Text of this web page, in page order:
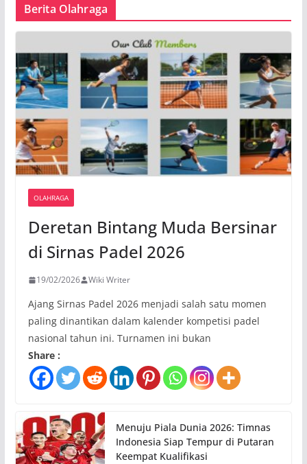
Berita Olahraga
OLAHRAGA
Deretan Bintang Muda Bersinar
di Sirnas Padel 2026
19/02/2026 Wiki Writer
Ajang Sirnas Padel 2026 menjadi salah satu momen
paling dinantikan dalam kalender kompetisi padel
nasional tahun ini. Turnamen ini bukan
Share :
Menuju Piala Dunia 2026: Timnas
Indonesia Siap Tempur di Putaran
Keempat Kualifikasi